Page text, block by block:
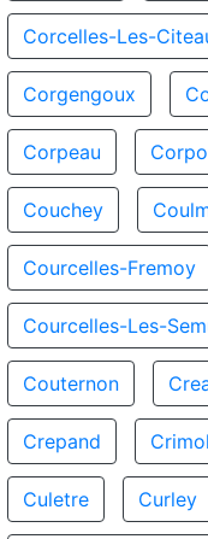
Corcelles-Les-
Corgengoux
Corpeau
Couchey
Courcelles-Fremoy
Courcelles-Les-
Couternon
Crepand
Culetre Curley